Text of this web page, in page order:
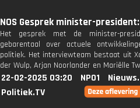
NOS Gesprek minister-
Het gesprek met de minister-
gebarentaal over actuele
politiek. Het interviewteam bestaat uit
der Wulp, Arjan Noorlander en Mariëlle
22-02-2025 03:20 NPO1
Politiek.TV